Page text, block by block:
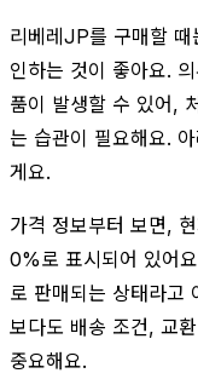
리베레JP를 구매할
인하는 것이 좋아요.
품이 발생할 수 있어,
는 습관이 필요해요.
게요.
가격 정보부터 보면,
0%로 표시되어 있어
로 판매되는 상태라고
보다도 배송 조건, 교
중요해요.